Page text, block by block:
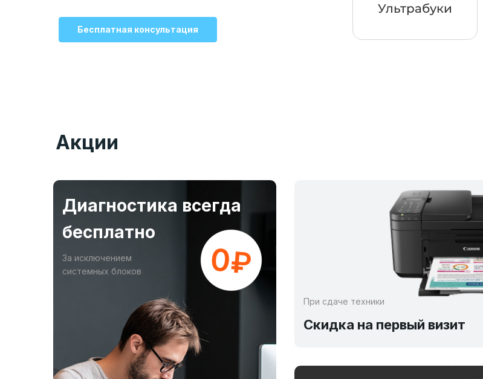
Бесплатная консультация
Ультрабуки
Акции
Диагностика всегда
бесплатно
За исключением
системных блоков
При сдаче техники
Скидка на первый визит